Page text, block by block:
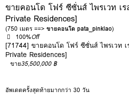
ขายคอนโด โฟร์ ซีซั่นส์ ไพรเวท เร
Private Residences]
(750 เมตร ==>ขายคอนโด pata_pinklao)
100%Off
[71744] ขายคอนโด โฟร์ ซีซั่นส์ ไพรเวท
Private Residences]
ขาย35,500,000 ฿
อัพเดตครั้งสุดท้ายมากกว่า 30 วัน